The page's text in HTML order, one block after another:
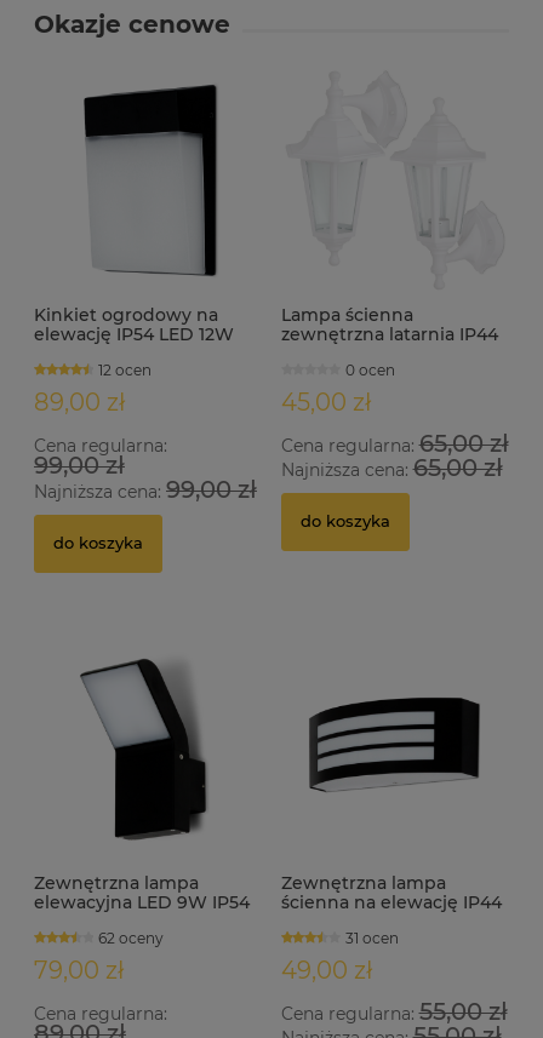
Okazje cenowe
Kinkiet ogrodowy na
elewację IP54 LED 12W
12 ocen
89,00 zł
Cena regularna:
99,00 zł
Najniższa cena: 99,00 zł
do koszyka
Lampa ścienna
zewnętrzna latarnia IP44
0 ocen
45,00 zł
Cena regularna:65,00 zł
Najniższa cena:65,00 zł
do koszyka
Zewnętrzna lampa
elewacyjna LED 9W IP54
62 oceny
79,00 zł
Cena regularna:
Zewnętrzna lampa
ścienna na elewację IP44
31 ocen
49,00 zł
Cena regularna:55,00 zł